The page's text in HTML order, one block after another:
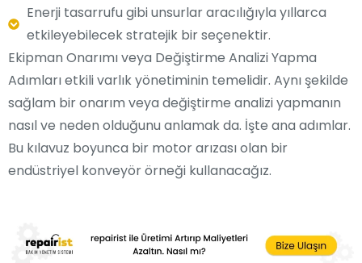
Enerji tasarrufu gibi unsurlar aracılığıyla yıllarca
etkileyebilecek stratejik bir seçenektir.
Ekipman Onarımı veya Değiştirme Analizi Yapma
Adımları etkili varlık yönetiminin temelidir. Aynı şekilde
sağlam bir onarım veya değiştirme analizi yapmanın
nasıl ve neden olduğunu anlamak da. İşte ana adımlar.
Bu kılavuz boyunca bir motor arızası olan bir
endüstriyel konveyör örneği kullanacağız.